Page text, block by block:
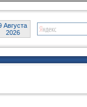
Августа
2026